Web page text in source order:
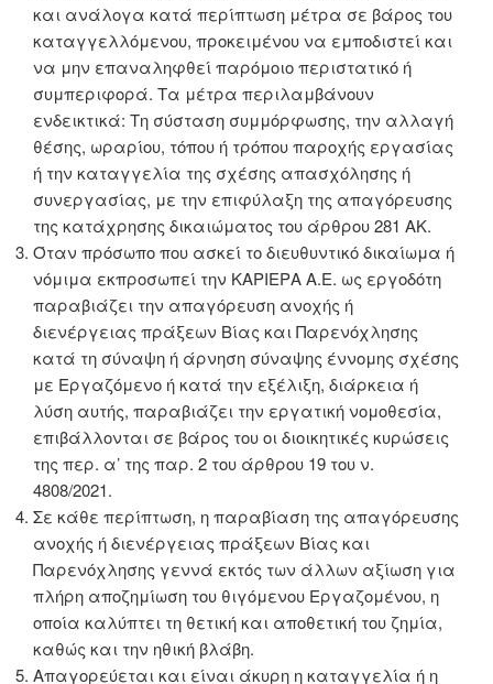
και ανάλογα κατά περίπτωση μέτρα σε βάρος του
καταγγελλόμενου, προκειμένου να εμποδιστεί και
να μην επαναληφθεί παρόμοιο περιστατικό ή
συμπεριφορά. Τα μέτρα περιλαμβάνουν
ενδεικτικά: Τη σύσταση συμμόρφωσης, την αλλαγή
θέσης, ωραρίου, τόπου ή τρόπου παροχής εργασίας
ή την καταγγελία της σχέσης απασχόλησης ή
συνεργασίας, με την επιφύλαξη της απαγόρευσης
της κατάχρησης δικαιώματος του άρθρου 281 ΑΚ.
Όταν πρόσωπο που ασκεί το διευθυντικό δικαίωμα ή
νόμιμα εκπροσωπεί την ΚΑΡΙΕΡΑ Α.Ε. ως εργοδότη
παραβιάζει την απαγόρευση ανοχής ή
διενέργειας πράξεων Βίας και Παρενόχλησης
κατά τη σύναψη ή άρνηση σύναψης έννομης σχέσης
με Εργαζόμενο ή κατά την εξέλιξη, διάρκεια ή
λύση αυτής, παραβιάζει την εργατική νομοθεσία,
επιβάλλονται σε βάρος του οι διοικητικές κυρώσεις
της περ. α’ της παρ. 2 του άρθρου 19 του ν.
4808/2021.
Σε κάθε περίπτωση, η παραβίαση της απαγόρευσης
ανοχής ή διενέργειας πράξεων Βίας και
Παρενόχλησης γεννά εκτός των άλλων αξίωση για
πλήρη αποζημίωση του θιγόμενου Εργαζομένου, η
οποία καλύπτει τη θετική και αποθετική του ζημία,
καθώς και την ηθική βλάβη.
Απαγορεύεται και είναι άκυρη η καταγγελία ή η